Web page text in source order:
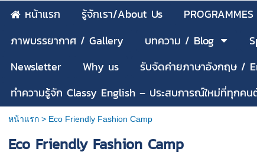
หน้าแรก รู้จักเรา/About Us PROGRAMMES
ภาพบรรยากาศ / Gallery
บทความ / Blog
Newsletter
Why us รับจัดค่ายภาษาอังกฤษ /
ทำความรู้จัก Classy English – ประสบการณ์ใหม่ที่ทุกค
หน้าแรก> Eco Friendly Fashion Camp
Eco Friendly Fashion Camp